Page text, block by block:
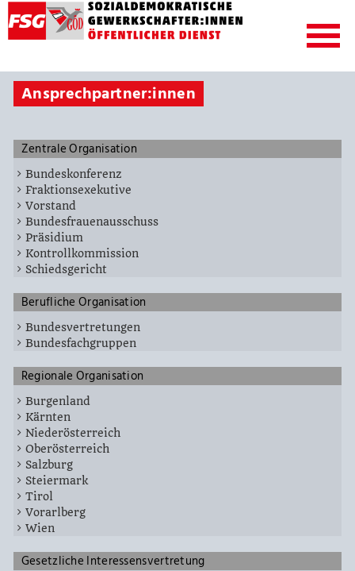
Ansprechpartner:innen
Zentrale Organisation
Bundeskonferenz
Fraktionsexekutive
Vorstand
Bundesfrauenausschuss
Präsidium
Kontrollkommission
Schiedsgericht
Berufliche Organisation
Bundesvertretungen
Bundesfachgruppen
Regionale Organisation
Burgenland
Kärnten
Niederösterreich
Oberösterreich
Salzburg
Steiermark
Tirol
Vorarlberg
Wien
Gesetzliche Interessensvertretung